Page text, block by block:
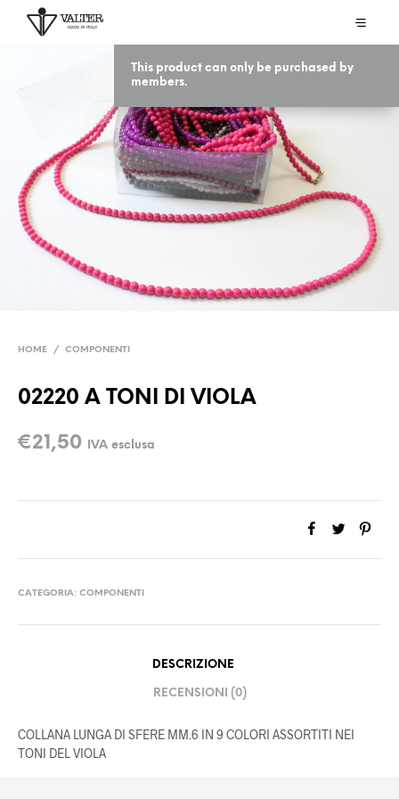
This product can only be purchased by
members.
HOME / COMPONENTI
02220 A TONI DI VIOLA
€21,50 IVA esclusa
CATEGORIA: COMPONENTI
DESCRIZIONE
RECENSIONI (0)
COLLANA LUNGA DI SFERE MM.6 IN 9 COLORI ASSORTITI NEI
TONI DEL VIOLA